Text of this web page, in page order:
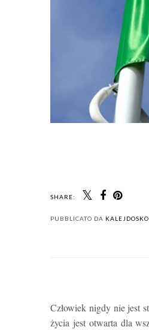
SHARE:
PUBBLICATO DA
Człowiek nigdy nie jest
życia jest otwarta dla